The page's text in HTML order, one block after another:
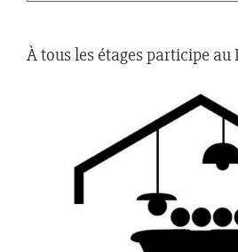
À tous les étages participe au